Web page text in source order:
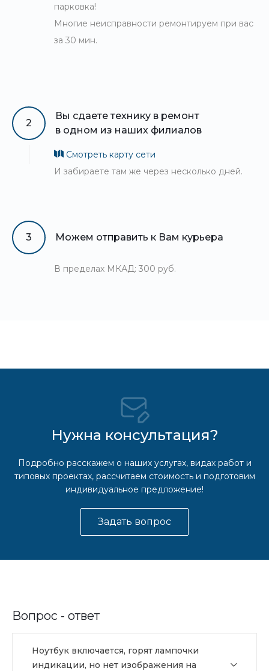
парковка!
Многие неисправности ремонтируем при вас
за 30 мин.
2
Вы сдаете технику в ремонт
в одном из наших филиалов
Смотреть карту сети
И забираете там же через несколько дней.
3 Можем отправить к Вам курьера
В пределах МКАД: 300 руб.
Нужна консультация?
Подробно расскажем о наших услугах, видах работ и
типовых проектах, рассчитаем стоимость и подготовим
индивидуальное предложение!
Задать вопрос
Вопрос - ответ
Ноутбук включается, горят лампочки
индикации, но нет изображения на